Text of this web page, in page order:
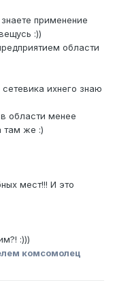
применение
:))
области
ихнего знаю
области менее
там же :)
мест!!! И это
:)))
комсомолец